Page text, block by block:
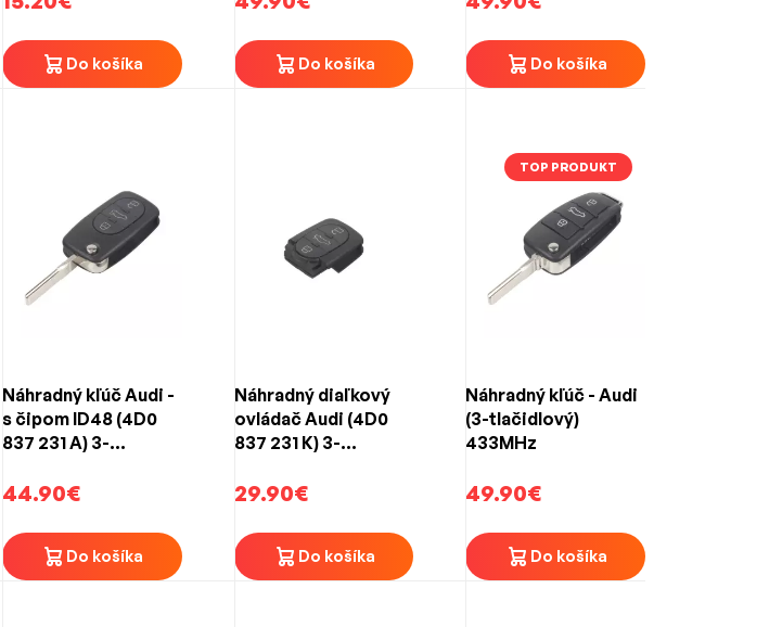
Do košíka Do košíka Do košíka
Náhradný kľúč Audi -
s čipom ID48 (4D0
837 231 A) 3-
44.90€
Do košíka
Náhradný diaľkový
ovládač Audi (4D0
837 231 K) 3-
29.90€
Do košíka
TOP PRODUKT
Náhradný kľúč - Audi
(3-tlačidlový)
433MHz
49.90€
Do košíka